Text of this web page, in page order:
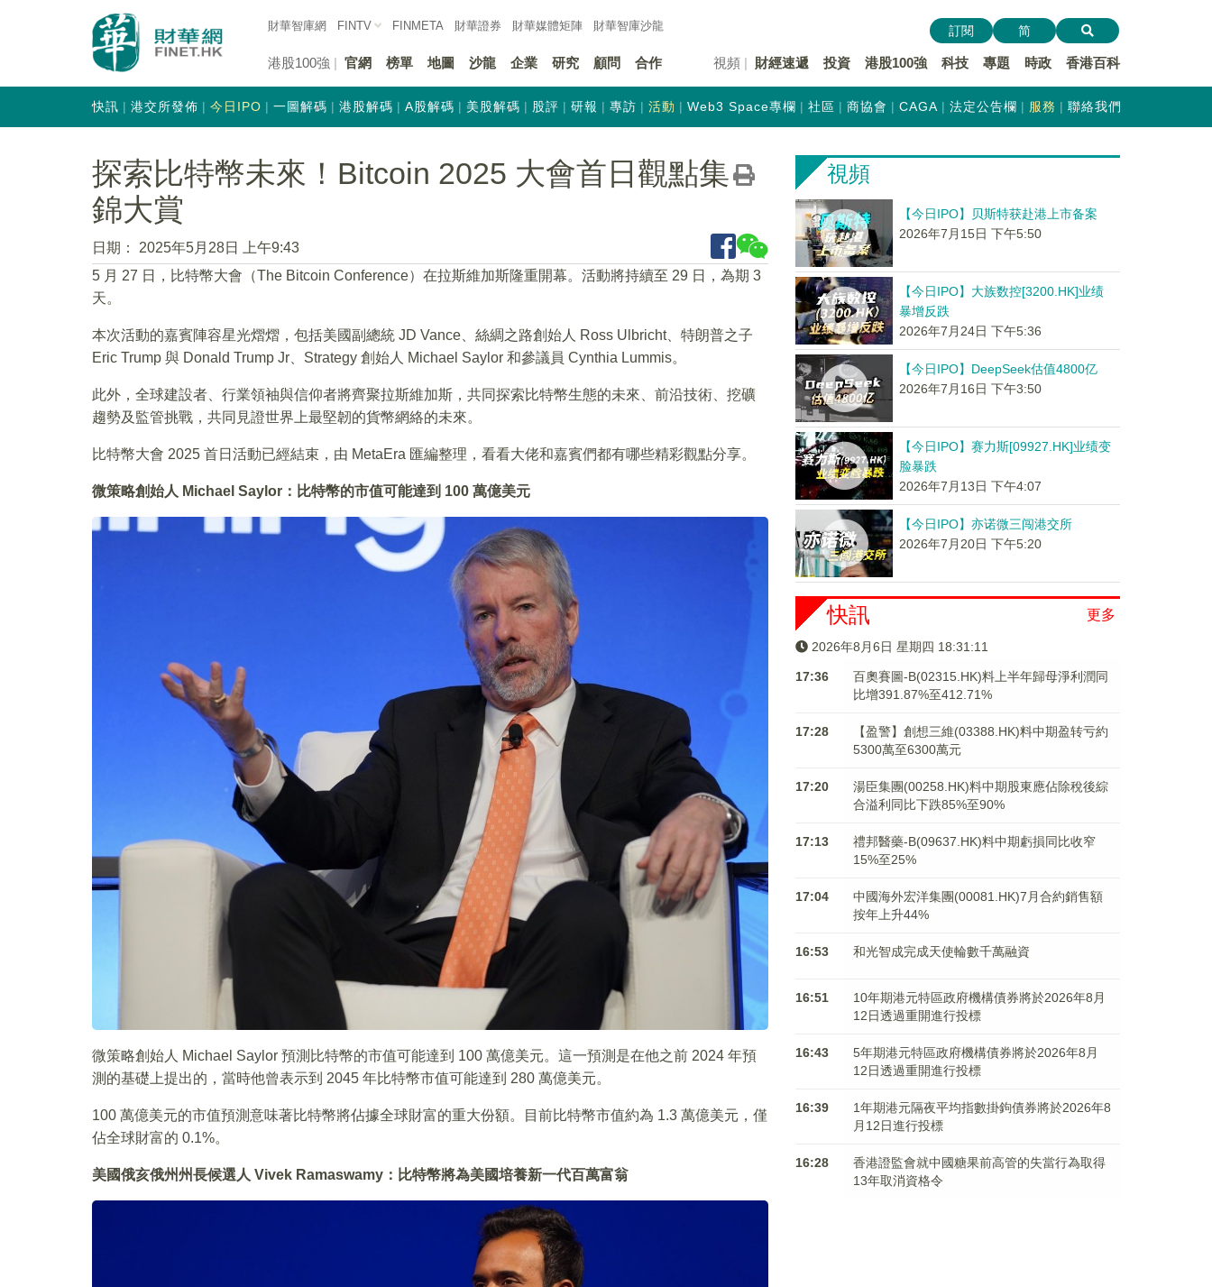
財華智庫網 FINTV FINMETA 財華證券 財華媒體矩陣 財華智庫沙龍
港股100強 官網 榜單 地圖 沙龍 企業 研究 顧問 合作 視頻 財經速遞 投資 港股100強 科技 專題 時政 香港百科
訂閱 简
快訊 港交所發佈 今日IPO 一圖解碼 港股解碼 A股解碼 美股解碼 股評 研報 專訪 活動 Web3 Space專欄 社區 商協會 CAGA 法定公告欄 服務 聯絡我們
探索比特幣未來！Bitcoin 2025 大會首日觀點集
錦大賞
日期：
2025年5月28日 上午9:43
5 月 27 日，比特幣大會（The Bitcoin Conference）在拉斯維加斯隆重開幕。活動將持續至 29 日，為期 3
天。
本次活動的嘉賓陣容星光熠熠，包括美國副總統 JD Vance、絲綢之路創始人 Ross Ulbricht、特朗普之子
Eric Trump 與 Donald Trump Jr、Strategy 創始人 Michael Saylor 和參議員 Cynthia Lummis。
此外，全球建設者、行業領袖與信仰者將齊聚拉斯維加斯，共同探索比特幣生態的未來、前沿技術、挖礦
趨勢及監管挑戰，共同見證世界上最堅韌的貨幣網絡的未來。
比特幣大會 2025 首日活動已經結束，由 MetaEra 匯編整理，看看大佬和嘉賓們都有哪些精彩觀點分享。
微策略創始人 Michael Saylor：比特幣的市值可能達到 100 萬億美元
微策略創始人 Michael Saylor 預測比特幣的市值可能達到 100 萬億美元。這一預測是在他之前 2024 年預
測的基礎上提出的，當時他曾表示到 2045 年比特幣市值可能達到 280 萬億美元。
100 萬億美元的市值預測意味著比特幣將佔據全球財富的重大份額。目前比特幣市值約為 1.3 萬億美元，僅
佔全球財富的 0.1%。
美國俄亥俄州州長候選人 Vivek Ramaswamy：比特幣將為美國培養新一代百萬富翁
視頻
【今日IPO】贝斯特获赴港上市备案
2026年7月15日 下午5:50
【今日IPO】大族数控[3200.HK]业绩
暴增反跌
2026年7月24日 下午5:36
【今日IPO】DeepSeek估值4800亿
2026年7月16日 下午3:50
【今日IPO】赛力斯[09927.HK]业绩变
脸暴跌
2026年7月13日 下午4:07
【今日IPO】亦诺微三闯港交所
2026年7月20日 下午5:20
更多
快訊
2026年8月6日 星期四 18:31:12
17:36
百奧賽圖-B(02315.HK)料上半年歸母淨利潤同
比增391.87%至412.71%
17:28
【盈警】創想三維(03388.HK)料中期盈转亏約
5300萬至6300萬元
17:20
湯臣集團(00258.HK)料中期股東應佔除稅後綜
合溢利同比下跌85%至90%
17:13
禮邦醫藥-B(09637.HK)料中期虧損同比收窄
15%至25%
17:04
中國海外宏洋集團(00081.HK)7月合約銷售額
按年上升44%
16:53 和光智成完成天使輪數千萬融資
16:51
10年期港元特區政府機構債券將於2026年8月
12日透過重開進行投標
16:43
5年期港元特區政府機構債券將於2026年8月
12日透過重開進行投標
16:39
1年期港元隔夜平均指數掛鉤債券將於2026年8
月12日進行投標
16:28
香港證監會就中國糖果前高管的失當行為取得
13年取消資格令